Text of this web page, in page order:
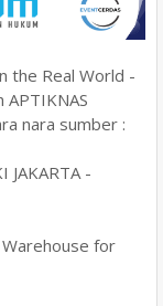
the Real World -
APTIKNAS
nara sumber :
JAKARTA -
for